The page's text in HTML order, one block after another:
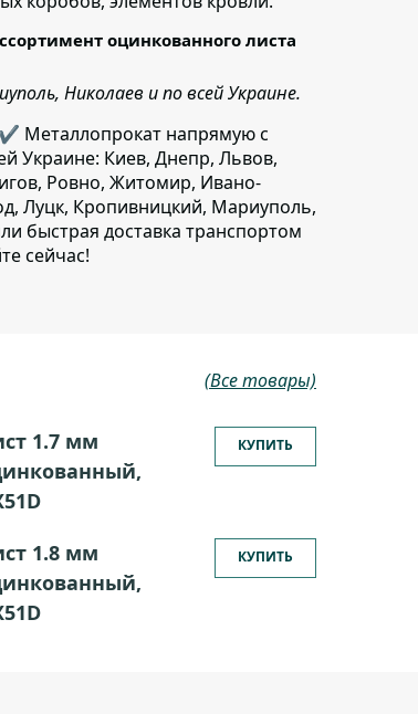
оцинкованного листа
Николаев и по всей Украине.
Металлопрокат напрямую с
Украине: Киев, Днепр, Львов,
Ровно, Житомир, Ивано-
Луцк, Кропивницкий, Мариуполь,
быстрая доставка транспортом
сейчас!
(Все товары)
1.7 мм
КУПИТЬ
1.8 мм
КУПИТЬ